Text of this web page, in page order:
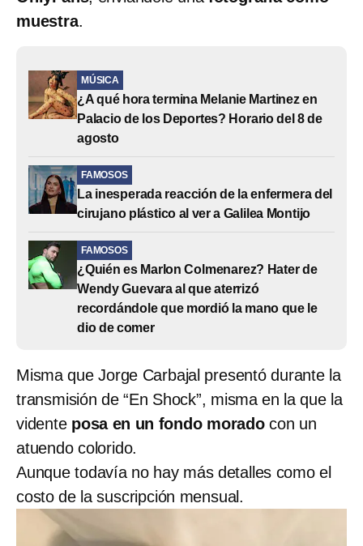
muestra.
MÚSICA
¿A qué hora termina Melanie Martinez en
Palacio de los Deportes? Horario del 8 de
agosto
FAMOSOS
La inesperada reacción de la enfermera del
cirujano plástico al ver a Galilea Montijo
FAMOSOS
¿Quién es Marlon Colmenarez? Hater de
Wendy Guevara al que aterrizó
recordándole que mordió la mano que le
dio de comer
Misma que Jorge Carbajal presentó durante la
transmisión de “En Shock”, misma en la que la
vidente posa en un fondo moradocon un
atuendo colorido.
Aunque todavía no hay más detalles como el
costo de la suscripción mensual.